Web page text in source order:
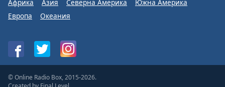
Африка Азия Северна Америка
Южна Америка
Европа
Океания
© Online Radio Box, 2015-2026.